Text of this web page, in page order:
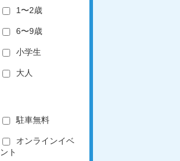
1〜2歳
6〜9歳
小学生
大人
駐車無料
オンラインイベ
ント